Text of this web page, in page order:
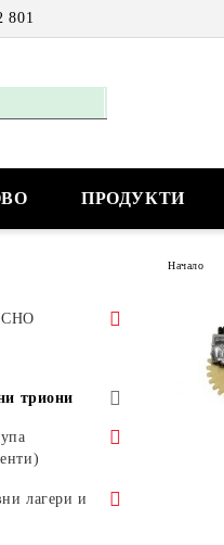
801
ПРОДУКТИ
с една
триони
лагери и
Начало